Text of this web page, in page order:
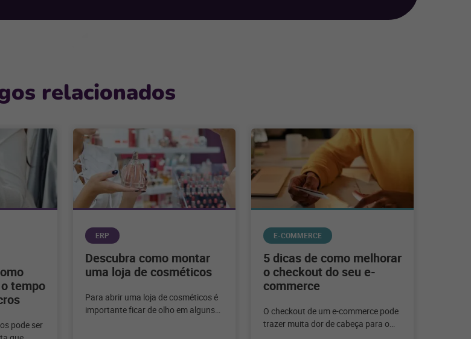
relacionados
tempo
pode ser
ERP
Descubra como montar
uma loja de cosméticos
Para abrir uma loja de cosméticos é
importante ficar de olho em alguns
E-COMMERCE
5 dicas de como melhorar
o checkout do seu e-
commerce
O checkout de um e-commerce pode
trazer muita dor de cabeça para o